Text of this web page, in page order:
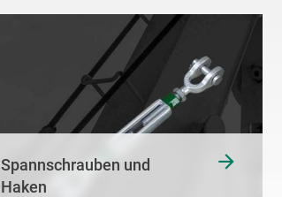
Spannschrauben und
Haken